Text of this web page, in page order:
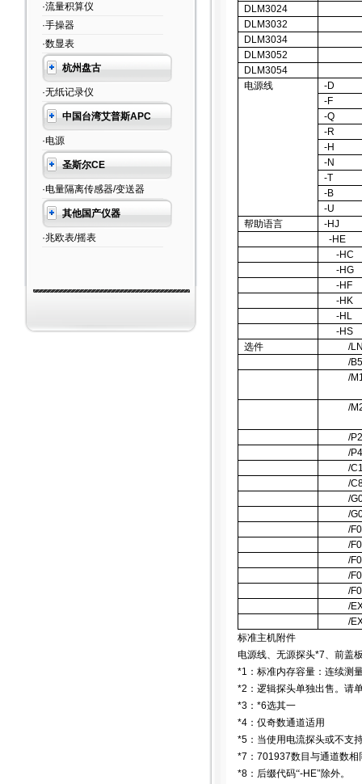
·流量积算仪
·手操器
·数显表
杭州盘古
·无纸记录仪
中国台湾艾普斯APC
·电源
圣斯尔CE
·电量隔离传感器/变送器
其他国产仪器
·兆欧表/摇表
DLM3024
DLM3032
DLM3034
DLM3052
DLM3054
电源线
-D
-F
-Q
-R
-H
-N
-T
-B
-U
帮助语言
-HJ
-HE
-HC
-HG
-HF
-HK
-HL
-HS
选件
/
/B5
/
/
/P2
/P4
/
/
/
/
/
/
/
/
/
/
/
标准主机附件
电源线、无源探头*7、前盖
*1 ：标准内存容量：连续测
*2 ：逻辑探头单独出售。请
*3 ： *6选其一
*4 ：仅奇数通道适用
*5 ：当使用电流探头或不支
*7 ： 701937数目与通道数相
*8 ：后缀代码“-HE"除外。